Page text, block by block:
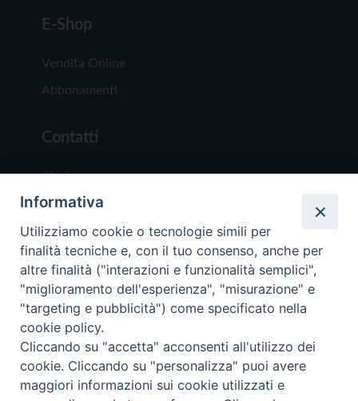
E-Shop
Vendita Online
Abbonamenti
Contatti
Chi Siamo
Redazione
Scrivici
Copyright © 2019 - Tutti i diritti riservati - Vita
Trentina Editrice
Privacy Policy
Informativa
Utilizziamo cookie o tecnologie simili per
finalità tecniche e, con il tuo consenso, anche per
altre finalità ("interazioni e funzionalità semplici",
"miglioramento dell'esperienza", "misurazione" e
"targeting e pubblicità") come specificato nella
cookie policy.
Cliccando su "accetta" acconsenti all'utilizzo dei
cookie. Cliccando su "personalizza" puoi avere
maggiori informazioni sui cookie utilizzati e